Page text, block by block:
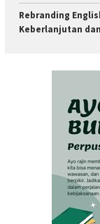
Rebranding
Keberlanjutan